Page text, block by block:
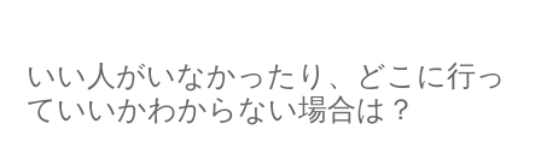
いい人がいなかったり、どこに行っ
ていいかわからない場合は？